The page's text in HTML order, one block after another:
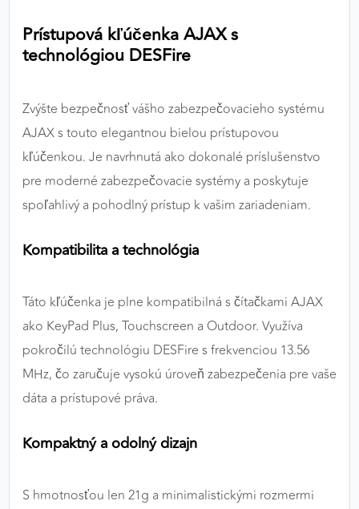
Prístupová kľúčenka AJAX s
technológiou DESFire
Zvýšte bezpečnosť vášho zabezpečovacieho systému
AJAX s touto elegantnou bielou prístupovou
kľúčenkou. Je navrhnutá ako dokonalé príslušenstvo
pre moderné zabezpečovacie systémy a poskytuje
spoľahlivý a pohodlný prístup k vašim zariadeniam.
Kompatibilita a technológia
Táto kľúčenka je plne kompatibilná s čítačkami AJAX
ako KeyPad Plus, Touchscreen a Outdoor. Využíva
pokročilú technológiu DESFire s frekvenciou 13.56
MHz, čo zaručuje vysokú úroveň zabezpečenia pre vaše
dáta a prístupové práva.
Kompaktný a odolný dizajn
S hmotnosťou len 21g a minimalistickými rozmermi
Google Analytics
MARKETINGOVÉ COOKIES
Marketingové cookies sa používajú na sledovanie
správania používateľov naprieč webovými
stránkami. Umožňujú nám a našim partnerom
našom webe aj v reklamných sieťach tretích strán.
Poskytovateľ: Google